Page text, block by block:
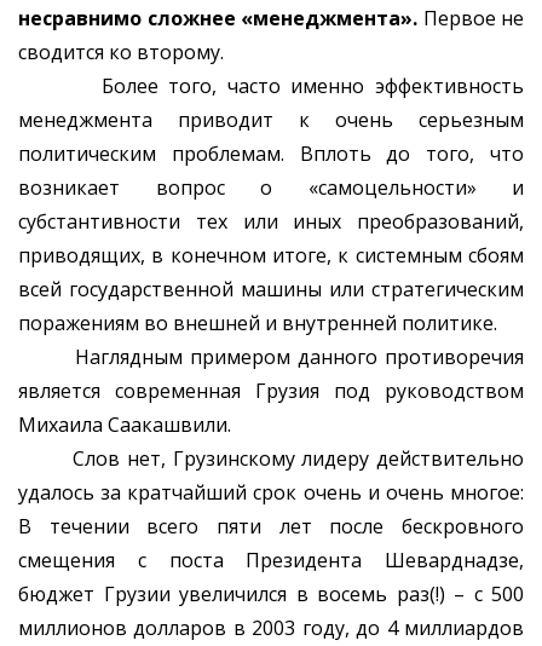
несравнимо сложнее «менеджмента». Первое не
сводится ко второму.
Более того, часто именно эффективность
менеджмента приводит к очень серьезным
политическим проблемам. Вплоть до того, что
возникает вопрос о «самоцельности» и
субстантивности тех или иных преобразований,
приводящих, в конечном итоге, к системным сбоям
всей государственной машины или стратегическим
поражениям во внешней и внутренней политике.
Наглядным примером данного противоречия
является современная Грузия под руководством
Михаила Саакашвили.
Слов нет, Грузинскому лидеру действительно
удалось за кратчайший срок очень и очень многое:
В течении всего пяти лет после бескровного
смещения с поста Президента Шеварднадзе,
бюджет Грузии увеличился в восемь раз(!) – с 500
миллионов долларов в 2003 году, до 4 миллиардов